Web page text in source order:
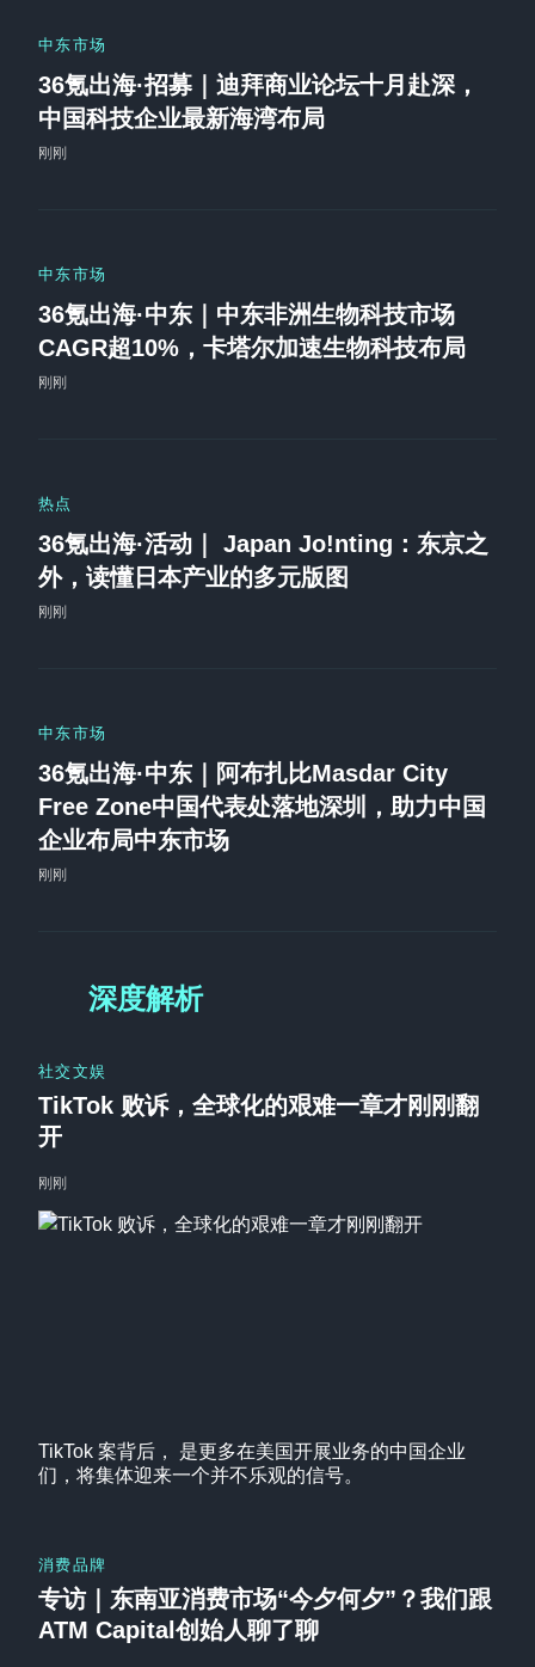
中东市场
36氪出海·招募｜迪拜商业论坛十月赴深，
中国科技企业最新海湾布局
刚刚
中东市场
36氪出海·中东｜中东非洲生物科技市场
CAGR超10%，卡塔尔加速生物科技布局
刚刚
热点
36氪出海·活动｜ Japan Jo!nting：东京之
外，读懂日本产业的多元版图
刚刚
中东市场
36氪出海·中东｜阿布扎比Masdar City
Free Zone中国代表处落地深圳，助力中国
企业布局中东市场
刚刚
深度解析
TikTok 案背后， 是更多在美国开展业务的中国企业
们，将集体迎来一个并不乐观的信号。
社交文娱
TikTok 败诉，全球化的艰难一章才刚刚翻
开
刚刚
消费品牌
专访｜东南亚消费市场“今夕何夕”？我们跟
ATM Capital创始人聊了聊